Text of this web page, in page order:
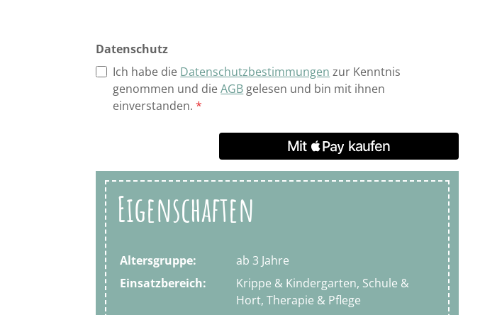
Datenschutz
Ich habe die Datenschutzbestimmungen zur Kenntnis
genommen und dieAGB gelesen und bin mit ihnen
einverstanden.*
Eigenschaften
Altersgruppe:
ab 3 Jahre
Einsatzbereich:
Krippe & Kindergarten, Schule &
Hort, Therapie & Pflege